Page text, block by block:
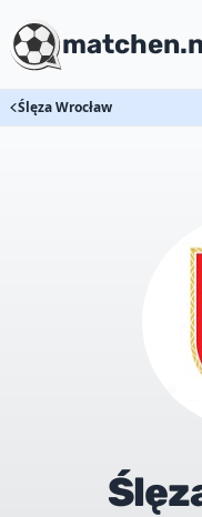
Ślęza Wrocław